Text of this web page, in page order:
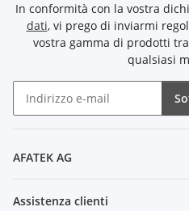
In conformità con la vostra
dati, vi prego di inviarmi
vostra gamma di prodotti
qualsiasi
AFATEK AG
Assistenza clienti